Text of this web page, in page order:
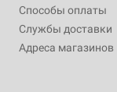
Способы оплаты
Службы доставки
Адреса магазинов